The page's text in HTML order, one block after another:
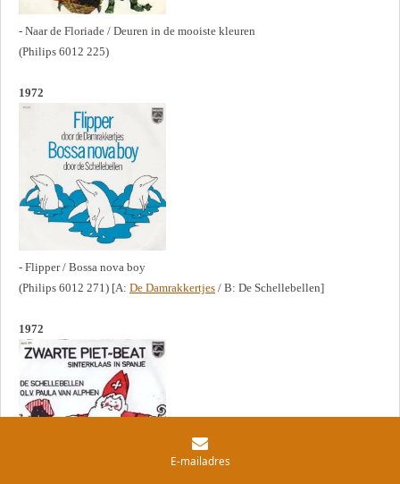
- Naar de Floriade / Deuren in de mooiste kleuren
(Philips 6012 225)
1972
- Flipper / Bossa nova boy
(Philips 6012 271) [A: De Damrakkertjes / B: De Schellebellen]
1972
E-mailadres